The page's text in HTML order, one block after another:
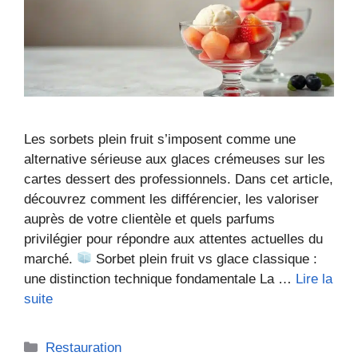
Les sorbets plein fruit s’imposent comme une
alternative sérieuse aux glaces crémeuses sur les
cartes dessert des professionnels. Dans cet article,
découvrez comment les différencier, les valoriser
auprès de votre clientèle et quels parfums
privilégier pour répondre aux attentes actuelles du
marché.
Sorbet plein fruit vs glace classique :
une distinction technique fondamentale La … Lire la
suite
Catégories
Restauration